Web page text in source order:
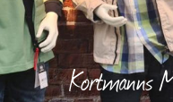
Kortmanns